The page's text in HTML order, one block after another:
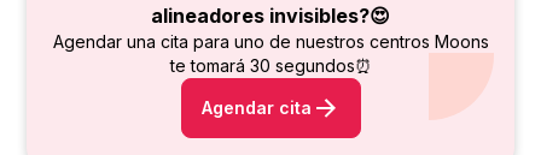
alineadores invisibles?😍
Agendar una cita para uno de nuestros centros Moons
te tomará 30 segundos⏰
Agendar cita